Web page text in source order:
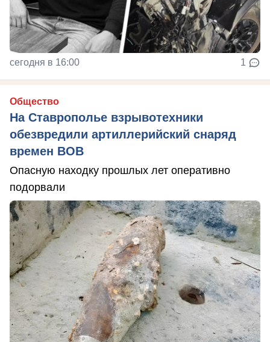
сегодня в 16:00 1
Общество
На Ставрополье взрывотехники
обезвредили артиллерийский снаряд
времен ВОВ
Опасную находку прошлых лет оперативно
подорвали